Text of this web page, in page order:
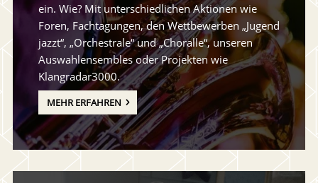
ein. Wie? Mit unterschiedlichen Aktionen wie
Foren, Fachtagungen, den Wettbewerben „Jugend
jazzt“, „Orchestrale“ und „Choralle“, unseren
Auswahlensembles oder Projekten wie
Klangradar3000.
MEHR ERFAHREN